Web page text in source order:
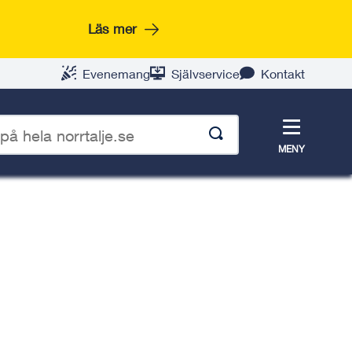
Läs mer
Evenemang Självservice Kontakt
Meny
MENY